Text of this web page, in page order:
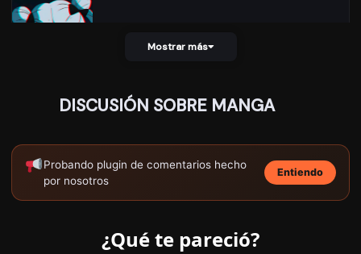
Capítulo 01 07/10/2024
Mostrar más
DISCUSIÓN SOBRE MANGA
Probando plugin de comentarios hecho
por nosotros
Entiendo
¿Qué te pareció?